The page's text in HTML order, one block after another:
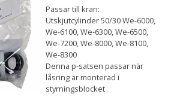
Passar till kran:
Utskjutcylinder 50/30 We-6000,
We-6100, We-6300, We-6500,
We-7200, We-8000, We-8100,
We-8300
Denna p-satsen passar när
låsring är monterad i
styrningsblocket